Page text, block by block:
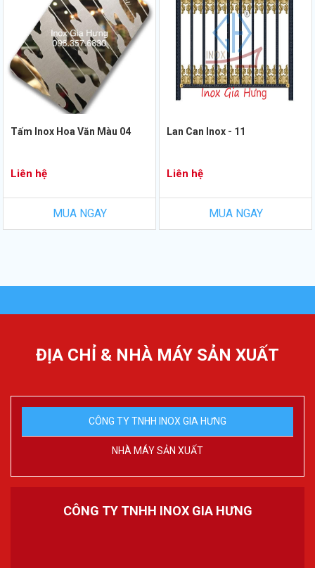
Tấm Inox Hoa Văn Màu 04
Liên hệ
MUA NGAY
Lan Can Inox - 11
Liên hệ
MUA NGAY
ĐỊA CHỈ & NHÀ MÁY SẢN XUẤT
CÔNG TY TNHH INOX GIA HƯNG
NHÀ MÁY SẢN XUẤT
CÔNG TY TNHH INOX GIA HƯNG